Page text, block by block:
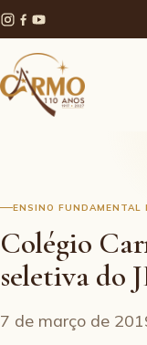
ENSINO FUNDAMENTAL
Colégio
seletiva do
7 de março de